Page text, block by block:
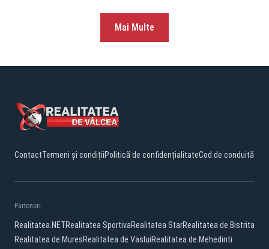
Mai Multe
ContactTermeni și condițiiPolitică de confidențialitateCod de conduită
Parteneri:
Realitatea.NETRealitatea SportivaRealitatea StarRealitatea de Bistrita
Realitatea de MuresRealitatea de VasluiRealitatea de Mehedinti